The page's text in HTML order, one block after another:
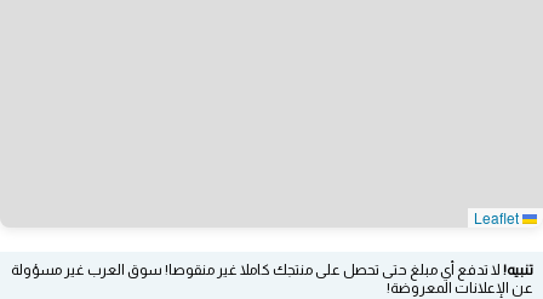
تنبيه! لا تدفع أي مبلغ حتى تحصل على منتجك كاملا غير منقوصا! سوق العرب غير مسؤولة
عن الإعلانات المعروضة!